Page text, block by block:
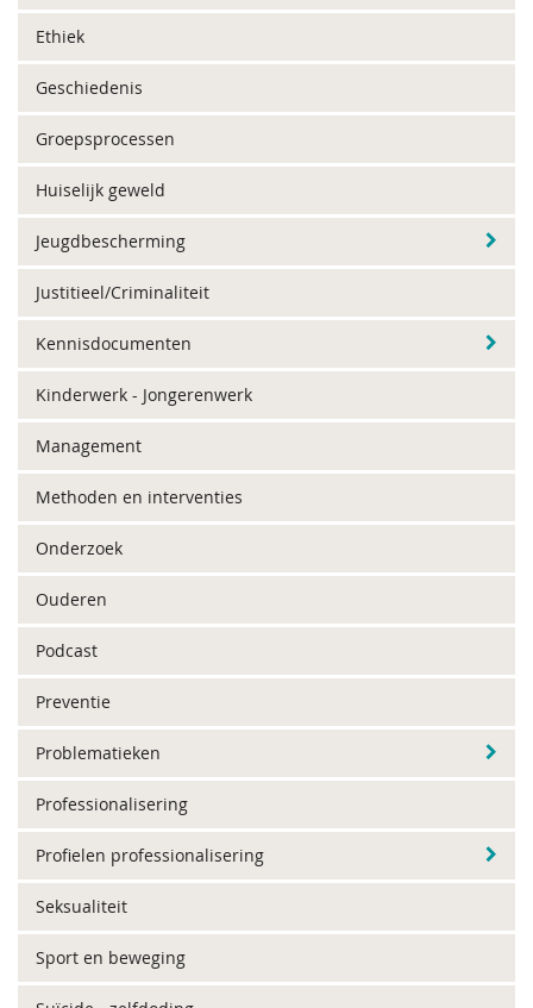
Ethiek
Geschiedenis
Groepsprocessen
Huiselijk geweld
Jeugdbescherming
Justitieel/Criminaliteit
Kennisdocumenten
Kinderwerk - Jongerenwerk
Management
Methoden en interventies
Onderzoek
Ouderen
Podcast
Preventie
Problematieken
Professionalisering
Profielen professionalisering
Seksualiteit
Sport en beweging